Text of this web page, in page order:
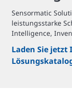
Sensormatic
leistungsstarke
Intelligence,
Laden Sie jetzt